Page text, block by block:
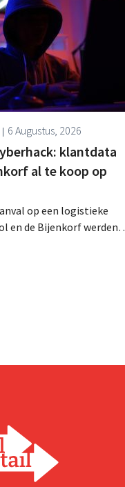
6 Augustus, 2026
klantdata
al te koop op
op een logistieke
en de Bijenkorf werden